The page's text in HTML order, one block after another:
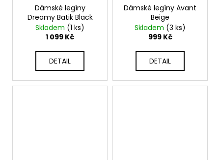
Dámské legíny
Dreamy Batik Black
Skladem (1 ks)
1 099 Kč
DETAIL
Dámské legíny Avant
Beige
Skladem (3 ks)
999 Kč
DETAIL